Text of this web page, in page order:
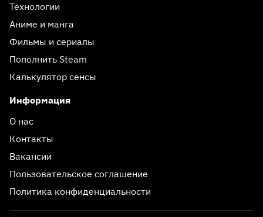
Технологии
Аниме и манга
Фильмы и сериалы
Пополнить Steam
Калькулятор сенсы
Информация
О нас
Контакты
Вакансии
Пользовательское соглашение
Политика конфиденциальности